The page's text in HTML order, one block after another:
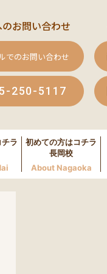
お問い合わせ
でのお問い合わせ
250-5117
ラ
初めての方はコチラ
長岡校
About Nagaoka